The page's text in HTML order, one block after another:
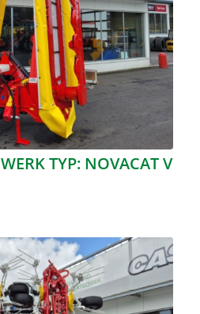
TYP: NOVACAT V